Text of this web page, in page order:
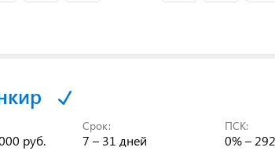
руб.
Срок:
7 – 31 дней
ПСК:
0% –